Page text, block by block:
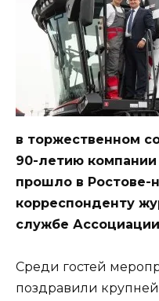
в торжественном
90-летию
прошло в Ростове-
корреспонденту
службе
Среди гостей
поздравили